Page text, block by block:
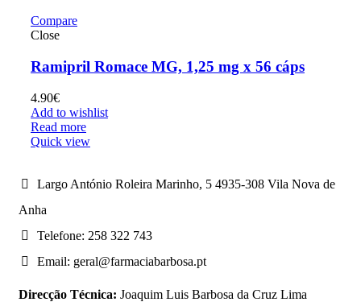
Compare
Close
Ramipril Romace MG, 1,25 mg x 56 cáps
4.90€
Add to wishlist
Read more
Quick view
Largo António Roleira Marinho, 5 4935-308 Vila Nova de
Anha
Telefone: 258 322 743
Email: geral@farmaciabarbosa.pt
Direcção Técnica: Joaquim Luis Barbosa da Cruz Lima